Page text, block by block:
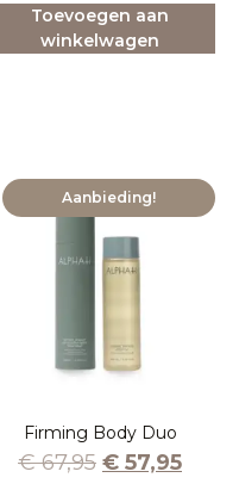
Toevoegen aan
winkelwagen
Aanbieding!
Firming Body Duo
€67,95 € 57,95